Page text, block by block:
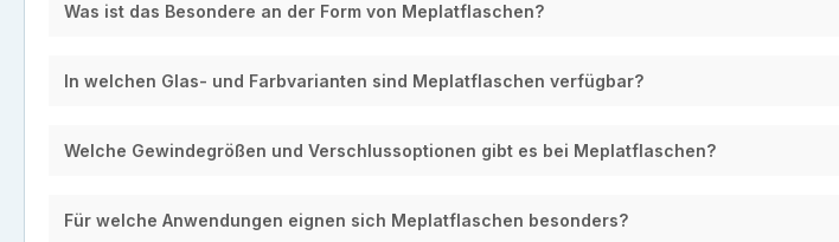
Was ist das Besondere an der Form von Meplatflaschen?
In welchen Glas- und Farbvarianten sind Meplatflaschen verfügbar?
Welche Gewindegrößen und Verschlussoptionen gibt es bei Meplatflaschen?
Für welche Anwendungen eignen sich Meplatflaschen besonders?